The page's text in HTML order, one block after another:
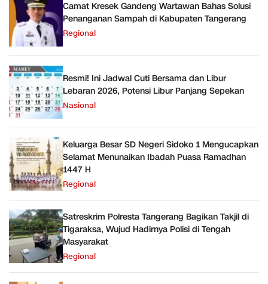
Camat Kresek Gandeng Wartawan Bahas Solusi
Penanganan Sampah di Kabupaten Tangerang
Regional
Resmi! Ini Jadwal Cuti Bersama dan Libur
Lebaran 2026, Potensi Libur Panjang Sepekan
Nasional
Keluarga Besar SD Negeri Sidoko 1 Mengucapkan
Selamat Menunaikan Ibadah Puasa Ramadhan
1447 H
Regional
Satreskrim Polresta Tangerang Bagikan Takjil di
Tigaraksa, Wujud Hadirnya Polisi di Tengah
Masyarakat
Regional